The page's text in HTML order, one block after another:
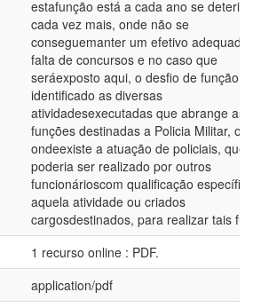
estafunção está a cada ano se
cada vez mais, onde não se
conseguemanter um efetivo
falta de concursos e no caso que
seráexposto aqui, o desfio de função,
identificado as diversas
atividadesexecutadas que abrange as
funções destinadas a Policia Militar, os
ondeexiste a atuação de policiais, que
poderia ser realizado por outros
funcionárioscom qualificação
aquela atividade ou criados
cargosdestinados, para realizar tais
1 recurso online : PDF.
application/pdf